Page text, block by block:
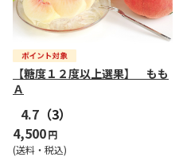
【糖度１２度以上選果】 もも
Ａ
4.7 （3）
4,500円
(送料・税込)